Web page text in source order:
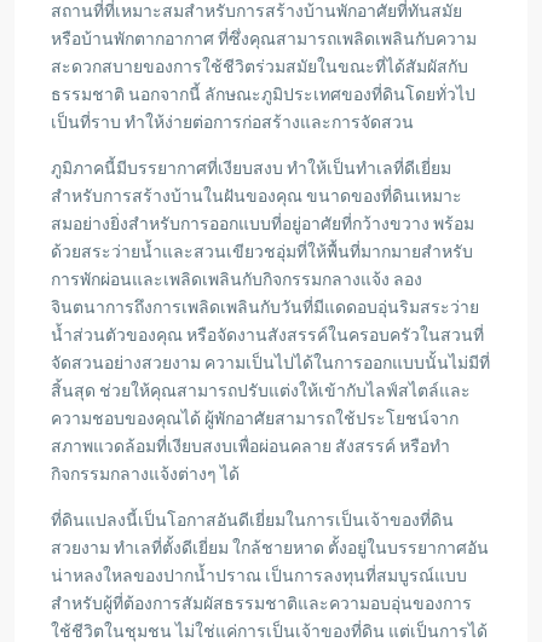
สถานที่ที่เหมาะสมสำหรับการสร้างบ้านพักอาศัยที่ทันสมัย
หรือบ้านพักตากอากาศ ที่ซึ่งคุณสามารถเพลิดเพลินกับความ
สะดวกสบายของการใช้ชีวิตร่วมสมัยในขณะที่ได้สัมผัสกับ
ธรรมชาติ นอกจากนี้ ลักษณะภูมิประเทศของที่ดินโดยทั่วไป
เป็นที่ราบ ทำให้ง่ายต่อการก่อสร้างและการจัดสวน
ภูมิภาคนี้มีบรรยากาศที่เงียบสงบ ทำให้เป็นทำเลที่ดีเยี่ยม
สำหรับการสร้างบ้านในฝันของคุณ ขนาดของที่ดินเหมาะ
สมอย่างยิ่งสำหรับการออกแบบที่อยู่อาศัยที่กว้างขวาง พร้อม
ด้วยสระว่ายน้ำและสวนเขียวชอุ่มที่ให้พื้นที่มากมายสำหรับ
การพักผ่อนและเพลิดเพลินกับกิจกรรมกลางแจ้ง ลอง
จินตนาการถึงการเพลิดเพลินกับวันที่มีแดดอบอุ่นริมสระว่าย
น้ำส่วนตัวของคุณ หรือจัดงานสังสรรค์ในครอบครัวในสวนที่
จัดสวนอย่างสวยงาม ความเป็นไปได้ในการออกแบบนั้นไม่มีที่
สิ้นสุด ช่วยให้คุณสามารถปรับแต่งให้เข้ากับไลฟ์สไตล์และ
ความชอบของคุณได้ ผู้พักอาศัยสามารถใช้ประโยชน์จาก
สภาพแวดล้อมที่เงียบสงบเพื่อผ่อนคลาย สังสรรค์ หรือทำ
กิจกรรมกลางแจ้งต่างๆ ได้
ที่ดินแปลงนี้เป็นโอกาสอันดีเยี่ยมในการเป็นเจ้าของที่ดิน
สวยงาม ทำเลที่ตั้งดีเยี่ยม ใกล้ชายหาด ตั้งอยู่ในบรรยากาศอัน
น่าหลงใหลของปากน้ำปราณ เป็นการลงทุนที่สมบูรณ์แบบ
สำหรับผู้ที่ต้องการสัมผัสธรรมชาติและความอบอุ่นของการ
ใช้ชีวิตในชุมชน ไม่ใช่แค่การเป็นเจ้าของที่ดิน แต่เป็นการได้